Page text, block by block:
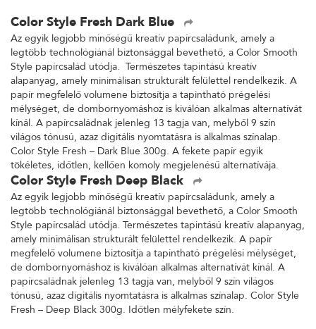
Color Style Fresh Dark Blue
Az egyik legjobb minőségű kreatív papírcsaládunk, amely a
legtöbb technológiánál biztonsággal bevethető, a Color Smooth
Style papírcsalád utódja. Természetes tapintású kreatív
alapanyag, amely minimálisan strukturált felülettel rendelkezik. A
papír megfelelő volumene biztosítja a tapintható prégelési
mélységet, de dombornyomáshoz is kiválóan alkalmas alternatívát
kínál. A papírcsaládnak jelenleg 13 tagja van, melyből 9 szín
világos tónusú, azaz digitális nyomtatásra is alkalmas színalap.
Color Style Fresh – Dark Blue 300g. A fekete papír egyik
tökéletes, időtlen, kellően komoly megjelenésű alternatívája.
Color Style Fresh Deep Black
Az egyik legjobb minőségű kreatív papírcsaládunk, amely a
legtöbb technológiánál biztonsággal bevethető, a Color Smooth
Style papírcsalád utódja. Természetes tapintású kreatív alapanyag,
amely minimálisan strukturált felülettel rendelkezik. A papír
megfelelő volumene biztosítja a tapintható prégelési mélységet,
de dombornyomáshoz is kiválóan alkalmas alternatívát kínál. A
papírcsaládnak jelenleg 13 tagja van, melyből 9 szín világos
tónusú, azaz digitális nyomtatásra is alkalmas színalap. Color Style
Fresh – Deep Black 300g. Időtlen mélyfekete szín.